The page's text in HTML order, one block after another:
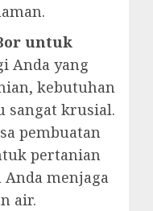
untuk
Anda yang
kebutuhan
sangat krusial.
pembuatan
pertanian
menjaga
air.